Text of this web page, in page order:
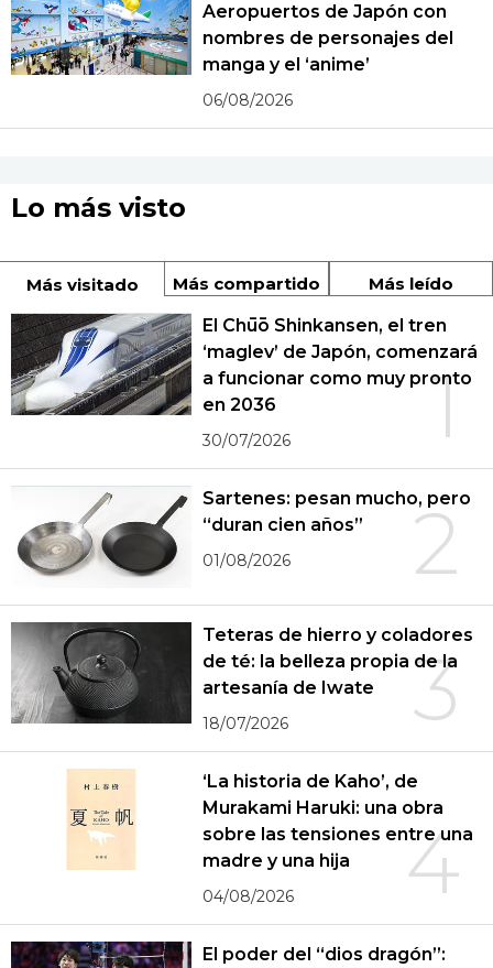
Aeropuertos de Japón con
nombres de personajes del
manga y el ‘anime’
06/08/2026
Lo más visto
Más visitado Más compartido Más leído
1
El Chūō Shinkansen, el tren
‘maglev’ de Japón, comenzará
a funcionar como muy pronto
en 2036
30/07/2026
2
Sartenes: pesan mucho, pero
“duran cien años”
01/08/2026
3
Teteras de hierro y coladores
de té: la belleza propia de la
artesanía de Iwate
18/07/2026
4
‘La historia de Kaho’, de
Murakami Haruki: una obra
sobre las tensiones entre una
madre y una hija
04/08/2026
El poder del “dios dragón”: